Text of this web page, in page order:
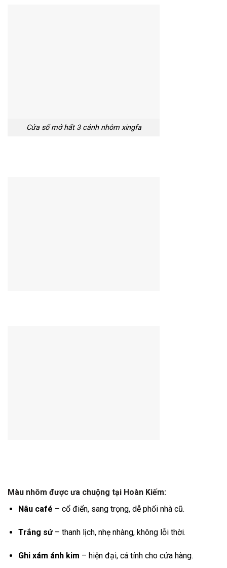
Cửa sổ mở hất 3 cánh nhôm xingfa
Màu nhôm được ưa chuộng tại Hoàn Kiếm:
Nâu café – cổ điển, sang trọng, dễ phối nhà cũ.
Trắng sứ– thanh lịch, nhẹ nhàng, không lỗi thời.
Ghi xám ánh kim – hiện đại, cá tính cho cửa hàng.